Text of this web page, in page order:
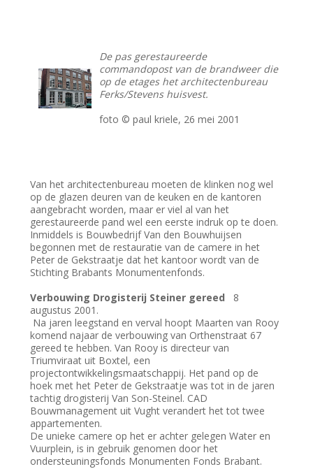
De pas gerestaureerde
commandopost van de brandweer die
op de etages het architectenbureau
Ferks/Stevens huisvest.
foto © paul kriele, 26 mei 2001
Van het architectenbureau moeten de klinken nog wel
op de glazen deuren van de keuken en de kantoren
aangebracht worden, maar er viel al van het
gerestaureerde pand wel een eerste indruk op te doen.
Inmiddels is Bouwbedrijf Van den Bouwhuijsen
begonnen met de restauratie van de camere in het
Peter de Gekstraatje dat het kantoor wordt van de
Stichting Brabants Monumentenfonds.
Verbouwing Drogisterij Steiner gereed
8
augustus 2001.
Na jaren leegstand en verval hoopt Maarten van Rooy
komend najaar de verbouwing van Orthenstraat 67
gereed te hebben. Van Rooy is directeur van
Triumviraat uit Boxtel, een
projectontwikkelingsmaatschappij. Het pand op de
hoek met het Peter de Gekstraatje was tot in de jaren
tachtig drogisterij Van Son-Steinel. CAD
Bouwmanagement uit Vught verandert het tot twee
appartementen.
De unieke camere op het er achter gelegen Water en
Vuurplein, is in gebruik genomen door het
ondersteuningsfonds Monumenten Fonds Brabant.